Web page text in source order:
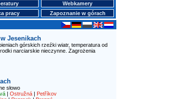
Webkamery
pracy
Zapoznanie w górach
Jesenikach
górskich rzeźki wiatr, temperatura od
narciarskie nieczynne. Zagrożenia
słowo
| Ostružná| Petříkov